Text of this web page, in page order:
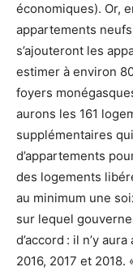
économiques). Or,
appartements
s’ajouteront les
estimer à environ
foyers
aurons les 161
supplémentaires
d’appartements
des logements
au minimum une
sur lequel
d’accord : il n’y
2016, 2017 et